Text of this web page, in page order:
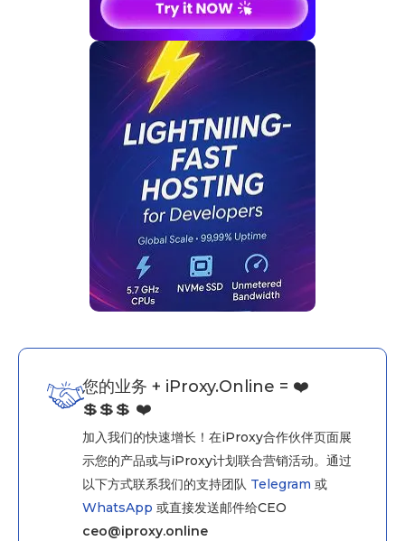
您的业务 + iProxy.Online = ❤️
💲💲💲 ❤️
加入我们的快速增长！在iProxy合作伙伴页面展
示您的产品或与iProxy计划联合营销活动。通过
以下方式联系我们的支持团队 Telegram 或
WhatsApp 或直接发送邮件给CEO
ceo@iproxy.online